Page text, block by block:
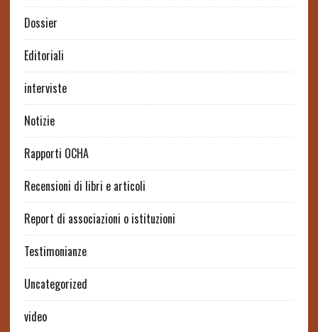
Dossier
Editoriali
interviste
Notizie
Rapporti OCHA
Recensioni di libri e articoli
Report di associazioni o istituzioni
Testimonianze
Uncategorized
video